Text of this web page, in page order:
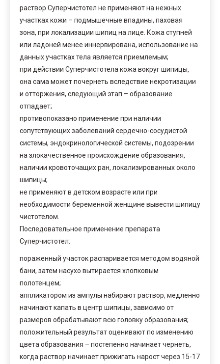
раствор Суперчистотел не применяют на нежных
участках кожи – подмышечные впадины, паховая
зона, при локализации шипиц на лице. Кожа ступней
или ладоней менее иннервирована, использование на
данных участках тела является приемлемым;
при действии Суперчистотела кожа вокруг шипицы,
она сама может почернеть вследствие некротизации
и отторжения, следующий этап – образование
отпадает;
противопоказано применение при наличии
сопутствующих заболеваний сердечно-сосудистой
системы, эндокринологической системы, подозрении
на злокачественное происхождение образования,
наличии кровоточащих ран, локализированных около
шипицы;
не применяют в детском возрасте или при
необходимости беременной женщине вывести шипицу
чистотелом.
Последовательное применение препарата
Суперчистотел:
пораженный участок распаривается методом водяной
бани, затем насухо вытирается хлопковым
полотенцем;
аппликатором из ампулы набирают раствор, медленно
начинают капать в центр шипицы, зависимо от
размеров обрабатывают всю головку образования;
положительный результат оценивают по изменению
цвета образования – постепенно начинает чернеть,
когда раствор начинает прижигать нарост через 15-17